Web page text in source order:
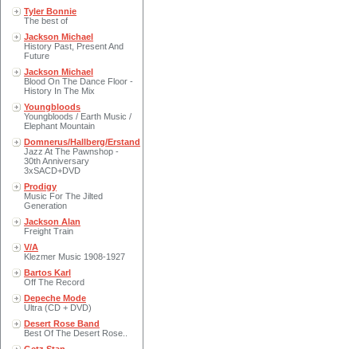
Tyler Bonnie
The best of
Jackson Michael
History Past, Present And
Future
Jackson Michael
Blood On The Dance Floor -
History In The Mix
Youngbloods
Youngbloods / Earth Music /
Elephant Mountain
Domnerus/Hallberg/Erstand
Jazz At The Pawnshop -
30th Anniversary
3xSACD+DVD
Prodigy
Music For The Jilted
Generation
Jackson Alan
Freight Train
V/A
Klezmer Music 1908-1927
Bartos Karl
Off The Record
Depeche Mode
Ultra (CD + DVD)
Desert Rose Band
Best Of The Desert Rose..